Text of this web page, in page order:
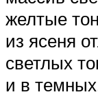
желтые
из ясеня
светлых
и в